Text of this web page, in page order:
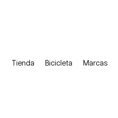
Tienda Bicicleta Marcas